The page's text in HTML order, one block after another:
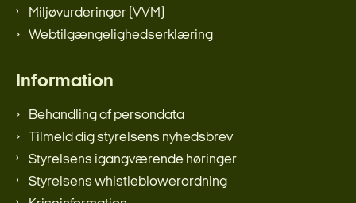
Miljøvurderinger (VVM)
Webtilgængelighedserklæring
Information
Behandling af persondata
Tilmeld dig styrelsens nyhedsbrev
Styrelsens igangværende høringer
Styrelsens whistleblowerordning